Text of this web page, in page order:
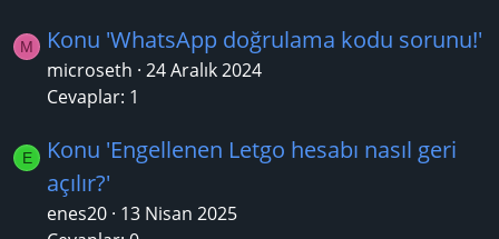
M Konu 'WhatsApp doğrulama kodu sorunu!'
microseth 24 Aralık 2024
Cevaplar: 1
E
Konu 'Engellenen Letgo hesabı nasıl geri
açılır?'
enes20 13 Nisan 2025